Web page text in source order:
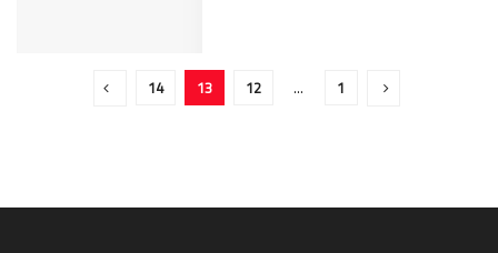
1
…
12
13
14